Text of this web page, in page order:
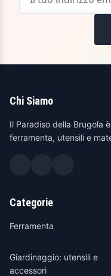
Chi Siamo
Il Paradiso della Brugola
ferramenta, utensili e
Categorie
Ferramenta
Giardinaggio: utensili e
accessori